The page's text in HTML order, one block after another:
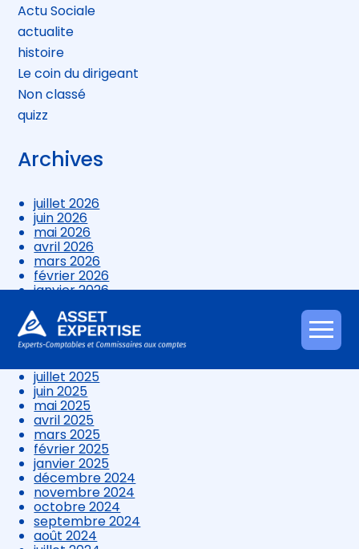
Aller
au
Actu Sociale
actualite
histoire
Le coin du dirigeant
Non classé
quizz
Archives
juillet 2026
juin 2026
mai 2026
avril 2026
mars 2026
février 2026
janvier 2026
novembre 2025
octobre 2025
septembre 2025
juillet 2025
juin 2025
mai 2025
avril 2025
mars 2025
février 2025
janvier 2025
décembre 2024
novembre 2024
octobre 2024
septembre 2024
août 2024